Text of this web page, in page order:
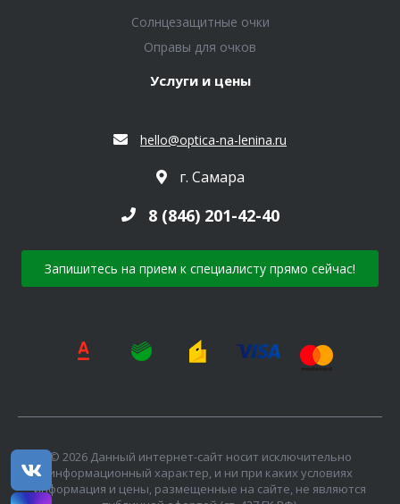
Солнцезащитные очки
Оправы для очков
Услуги и цены
hello@optica-na-lenina.ru
г. Самара
8 (846) 201-42-40
Запишитесь на прием к специалисту прямо сейчас!
© 2026 Данный интернет-сайт носит исключительно
информационный характер, и ни при каких условиях
информация и цены, размещенные на сайте, не являются